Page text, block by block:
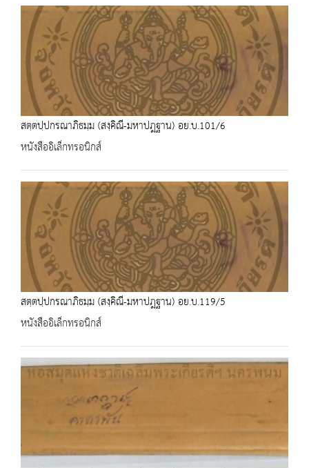
สตฺตปฺปกรณาภิธมฺม (สงฺคิณี-มหาปฎฐาน) อย.บ.101/6
หนังสืออิเล็กทรอนิกส์
สตฺตปฺปกรณาภิธมฺม (สงฺคิณี-มหาปฎฐาน) อย.บ.119/5
หนังสืออิเล็กทรอนิกส์